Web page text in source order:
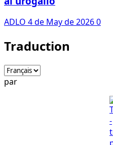
ADLO 4 de May de 20260
Traduction
par